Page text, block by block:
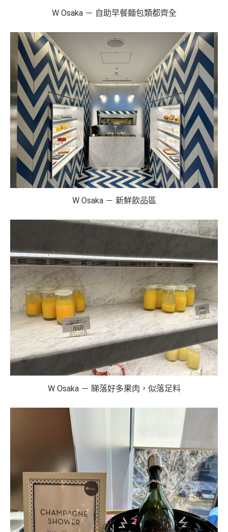
W Osaka － 自助早餐麵包類都齊全
W Osaka － 新鮮飲品區
W Osaka － 睇落好多果肉，似落足料